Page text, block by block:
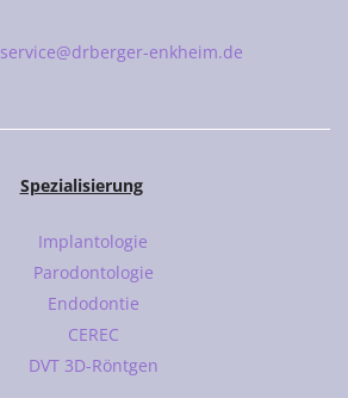
service@drberger-enkheim.de
Spezialisierung
Implantologie
Parodontologie
Endodontie
CEREC
DVT 3D-Röntgen